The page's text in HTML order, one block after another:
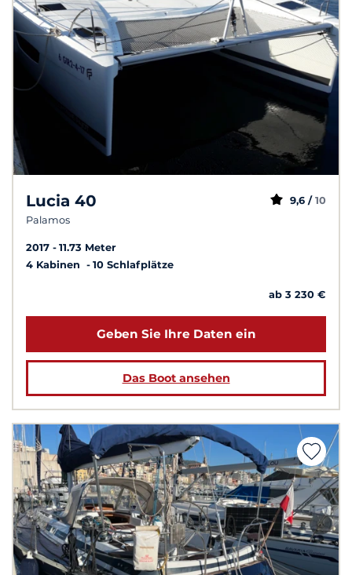
Lucia 40
Palamos
9,6 / 10
2017
11.73 Meter
4 Kabinen
10 Schlafplätze
ab 3 230 €
Geben Sie Ihre Daten ein
Das Boot ansehen